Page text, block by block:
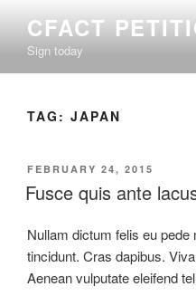
content
CFACT
Sign today
TAG: JAPAN
POSTED
ON
FEBRUARY 24, 2015
Fusce quis ante
Nullam dictum felis eu
tincidunt. Cras dapibus.
Aenean vulputate eleifend